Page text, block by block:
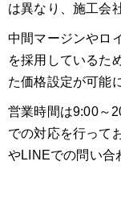
は異なり、施工会
中間マージンやロ
を採用しているた
た価格設定が可能
営業時間は9:00～
での対応を行って
やLINEでの問い合